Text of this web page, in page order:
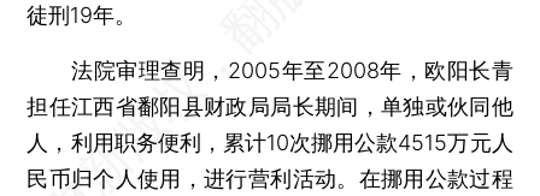
徒刑19年。
法院审理查明，2005年至2008年，欧阳长青
担任江西省鄱阳县财政局局长期间，单独或伙同他
人，利用职务便利，累计10次挪用公款4515万元人
民币归个人使用，进行营利活动。在挪用公款过程